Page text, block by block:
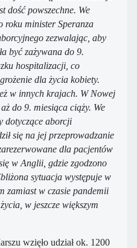
dość powszechne. We
roku minister Speranza
zezwalając, aby
być zażywana do 9.
hospitalizacji, co
dla życia kobiety.
w innych krajach. W Nowej
do 9. miesiąca ciąży. We
dotyczące aborcji
się na jej przeprowadzanie
dla pacjentów
w Anglii, gdzie zgodzono
sytuacja występuje w
zamiast w czasie pandemii
w jeszcze większym
wzięło udział ok. 1200